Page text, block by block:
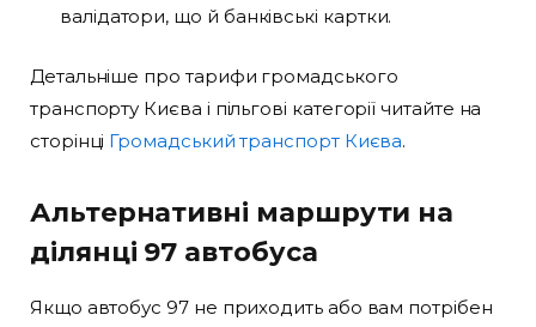
валідатори, що й банківські картки.
Детальніше про тарифи громадського
транспорту Києва і пільгові категорії читайте на
сторінці Громадський транспорт Києва.
Альтернативні маршрути на
ділянці 97 автобуса
Якщо автобус 97 не приходить або вам потрібен